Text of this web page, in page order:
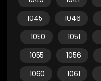
1045
1046
1050
1051
1055
1056
1060
1061